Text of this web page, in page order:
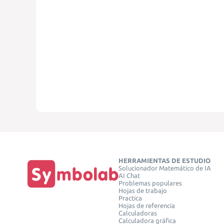
HERRAMIENTAS DE ESTUDIO
Solucionador Matemático de IA
AI Chat
Problemas populares
Hojas de trabajo
Practica
Hojas de referencia
Calculadoras
Calculadora gráfica